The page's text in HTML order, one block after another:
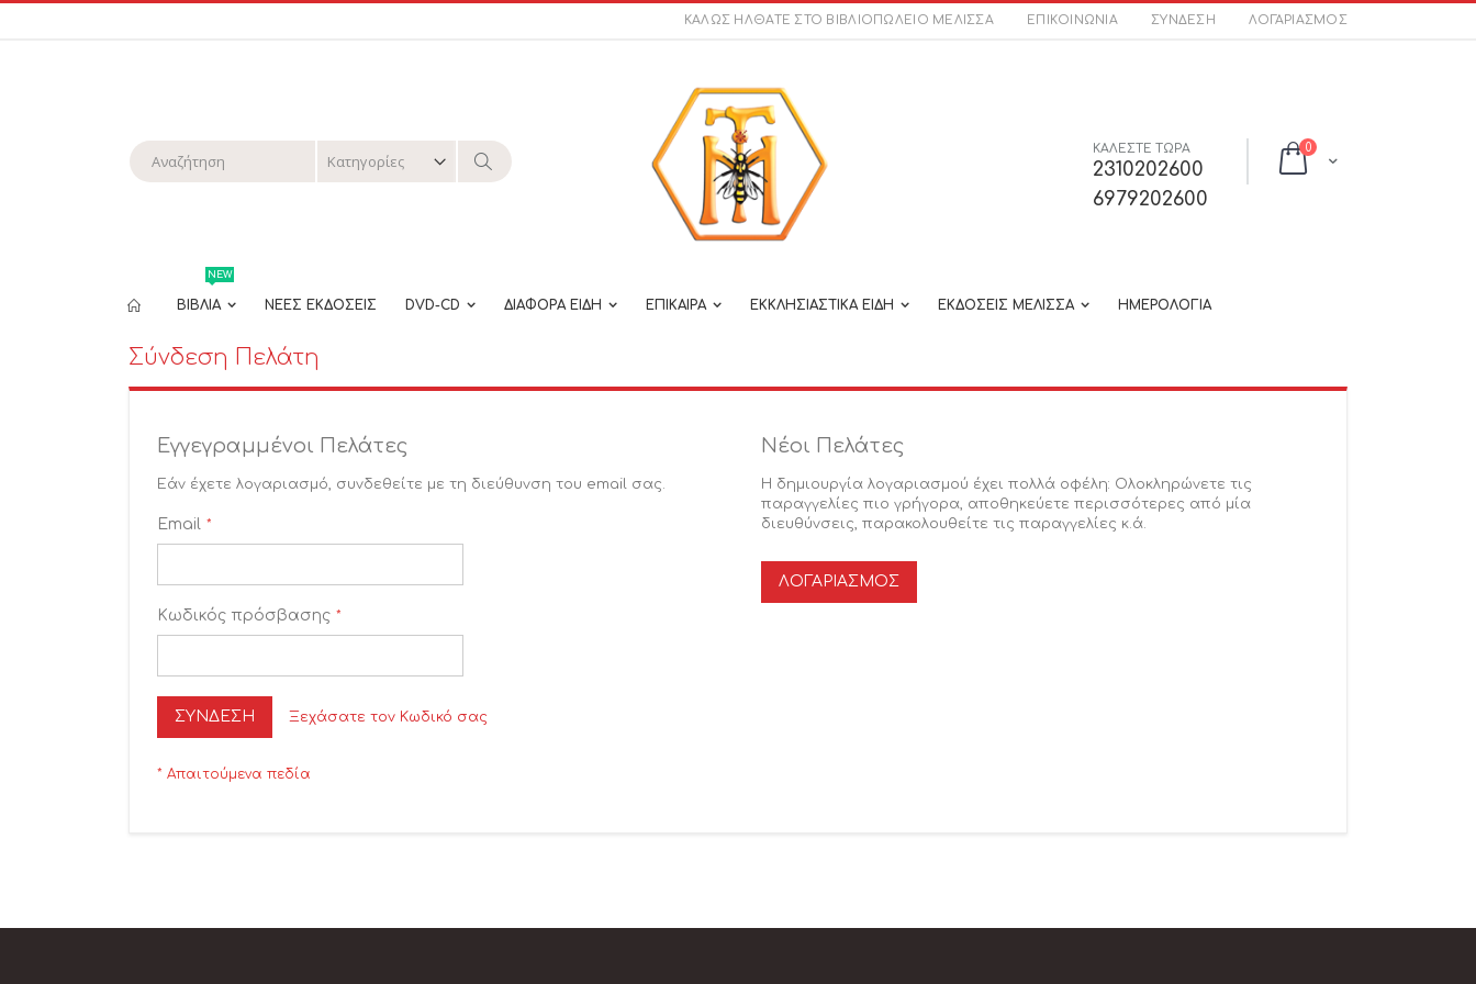
ΚΑΛΩΣ ΗΛΘΑΤΕ ΣΤΟ ΒΙΒΛΙΟΠΩΛΕΙΟ ΜΕΛΙΣΣΑ ΕΠΙΚΟΙΝΩΝΊΑ ΣΎΝΔΕΣΗ ΛΟΓΑΡΙΑΣΜΌΣ
Cart
0στοιχεία
ΚΑΛΕΣΤΕ ΤΩΡΑ
2310202600
6979202600
ΒΙΒΛΙΑ
NEW
ΝΕΕΣ ΕΚΔΟΣΕΙΣ DVD-CD ΔΙΑΦΟΡΑ ΕΙΔΗ ΕΠΙΚΑΙΡΑ ΕΚΚΛΗΣΙΑΣΤΙΚΑ ΕΙΔΗ ΕΚΔΟΣΕΙΣ ΜΕΛΙΣΣΑ ΗΜΕΡΟΛΟΓΙΑ
Σύνδεση Πελάτη
Εγγεγραμμένοι Πελάτες
Εάν έχετε λογαριασμό, συνδεθείτε με τη διεύθυνση του email σας.
Email
Κωδικός πρόσβασης
ΣΎΝΔΕΣΗ Ξεχάσατε τον Κωδικό σας
Νέοι Πελάτες
Η δημιουργία λογαριασμού έχει πολλά οφέλη: Ολοκληρώνετε τις
παραγγελίες πιο γρήγορα, αποθηκεύετε περισσότερες από μία
διευθύνσεις, παρακολουθείτε τις παραγγελίες κ.ά.
ΛΟΓΑΡΙΑΣΜΌΣ